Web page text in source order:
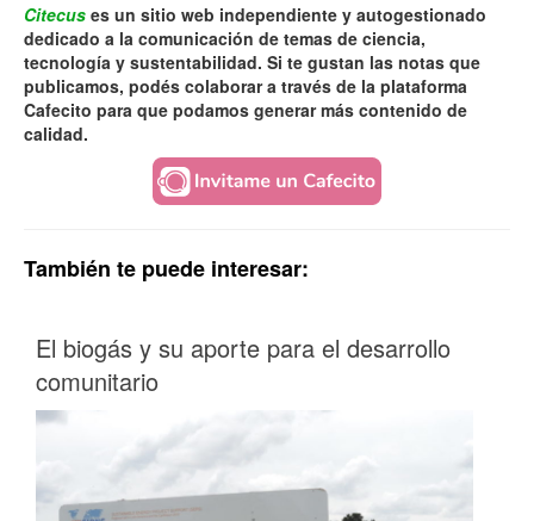
Citecus es un sitio web independiente y autogestionado
dedicado a la comunicación de temas de ciencia,
tecnología y sustentabilidad. Si te gustan las notas que
publicamos, podés colaborar a través de la plataforma
Cafecito para que podamos generar más contenido de
calidad.
También te puede interesar:
El biogás y su aporte para el desarrollo
comunitario